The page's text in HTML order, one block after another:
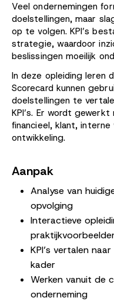
Veel ondernemingen
doelstellingen, maar
op te volgen. KPI’s
strategie, waardoor
beslissingen moeilijk
In deze opleiding leren
Scorecard kunnen
doelstellingen te
KPI’s. Er wordt
financieel, klant,
ontwikkeling.
Aanpak
Analyse van
opvolging
Interactieve
KPI’s vertalen
kader
Werken vanuit de
onderneming